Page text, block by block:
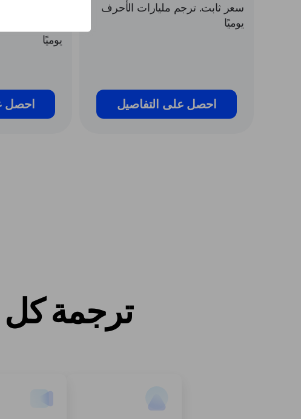
سعر ثابت. ترجم مليارات الأحرف
يوميًا
احصل على التفاصيل
ترجمة غير
يوميًا
احصل
ترجمة كل